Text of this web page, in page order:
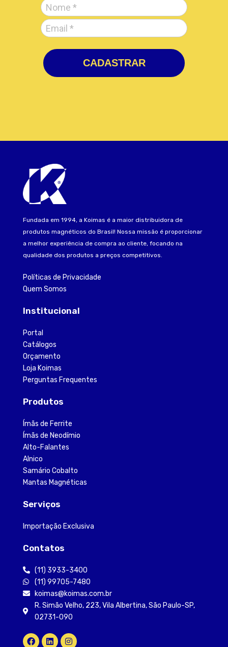
CADASTRAR
Fundada em 1994, a Koimas é a maior distribuidora de
produtos magnéticos do Brasil! Nossa missão é proporcionar
a melhor experiência de compra ao cliente, focando na
qualidade dos produtos a preços competitivos.
Políticas de Privacidade
Quem Somos
Institucional
Portal
Catálogos
Orçamento
Loja Koimas
Perguntas Frequentes
Produtos
Ímãs de Ferrite
Ímãs de Neodímio
Alto-Falantes
Alnico
Samário Cobalto
Mantas Magnéticas
Serviços
Importação Exclusiva
Contatos
(11) 3933-3400
(11) 99705-7480
koimas@koimas.com.br
R. Simão Velho, 223, Vila Albertina, São Paulo-SP,
02731-090